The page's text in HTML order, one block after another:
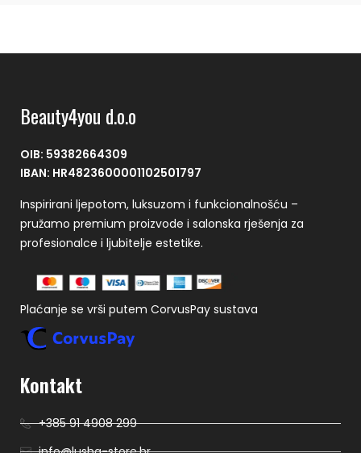
Beauty4you d.o.o
OIB: 59382664309
IBAN: HR4823600001102501797
Inspirirani ljepotom, luksuzom i funkcionalnošću –
pružamo premium proizvode i salonska rješenja za
profesionalce i ljubitelje estetike.
Plaćanje se vrši putem CorvusPay sustava
Kontakt
+385 91 4908 299